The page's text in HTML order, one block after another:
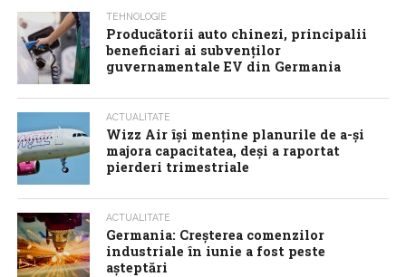
TEHNOLOGIE
Producătorii auto chinezi, principalii
beneficiari ai subvenților
guvernamentale EV din Germania
ACTUALITATE
Wizz Air își menține planurile de a-și
majora capacitatea, deși a raportat
pierderi trimestriale
ACTUALITATE
Germania: Creșterea comenzilor
industriale în iunie a fost peste
așteptări